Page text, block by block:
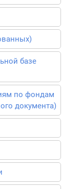
базе
по фондам
документа)